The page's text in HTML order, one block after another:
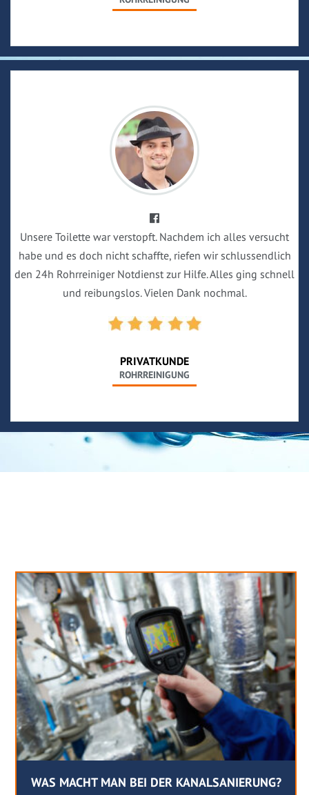
Unsere Toilette war verstopft. Nachdem ich alles versucht
habe und es doch nicht schaffte, riefen wir schlussendlich
den 24h Rohrreiniger Notdienst zur Hilfe. Alles ging schnell
und reibungslos. Vielen Dank nochmal.
PRIVATKUNDE
ROHRREINIGUNG
WAS MACHT MAN BEI DER KANALSANIERUNG?